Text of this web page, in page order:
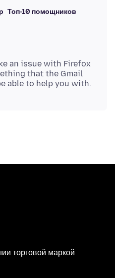
Топ-10 помощников
an issue with Firefox
that the Gmail
торговой маркой